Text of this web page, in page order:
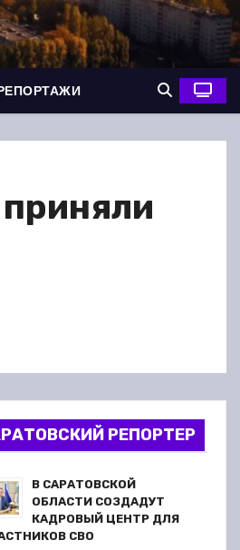
РЕПОРТЕР
В САРАТОВСКОЙ
ОБЛАСТИ СОЗДАДУТ
КАДРОВЫЙ ЦЕНТР ДЛЯ
СВО